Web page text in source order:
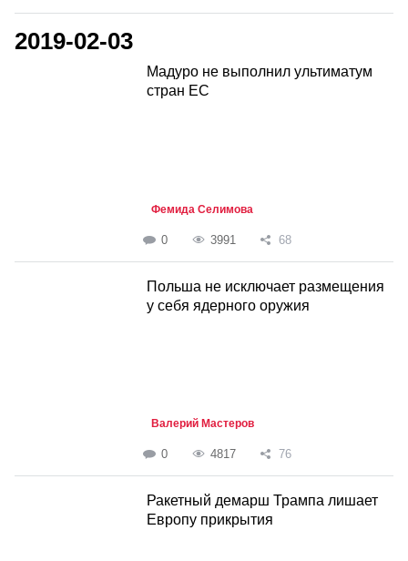
2019-02-03
Мадуро не выполнил ультиматум
стран ЕС
Фемида Селимова
0 3991 68
Польша не исключает размещения
у себя ядерного оружия
Валерий Мастеров
0 4817 76
Ракетный демарш Трампа лишает
Европу прикрытия